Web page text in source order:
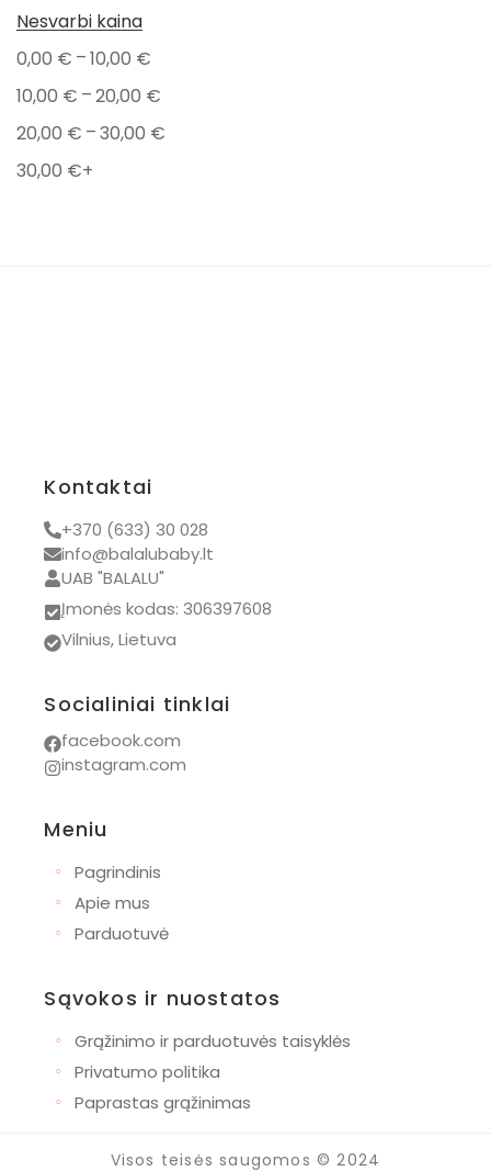
Visos prekės
Drabužiai
Maudymosi kostiumėliai
Kepurės
Drabužiai kūdikiams
Nesvarbi kaina
0,00 € –10,00 €
10,00 € –20,00 €
20,00 € –30,00 €
30,00 €+
Kontaktai
+370 (633) 30 028
info@balalubaby.lt
UAB "BALALU"
Įmonės kodas: 306397608
Vilnius, Lietuva
Socialiniai tinklai
facebook.com
instagram.com
Meniu
◦
Pagrindinis
◦ Apie mus
◦ Parduotuvė
Sąvokos ir nuostatos
◦
Grąžinimo ir parduotuvės taisyklės
◦ Privatumo politika
◦ Paprastas grąžinimas
Visos teisės saugomos © 2024